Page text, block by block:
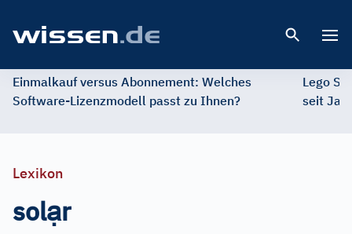
Einmalkauf versus Abonnement: Welches
Software-Lizenzmodell passt zu Ihnen?
Lego
seit
Lexikon
solạr